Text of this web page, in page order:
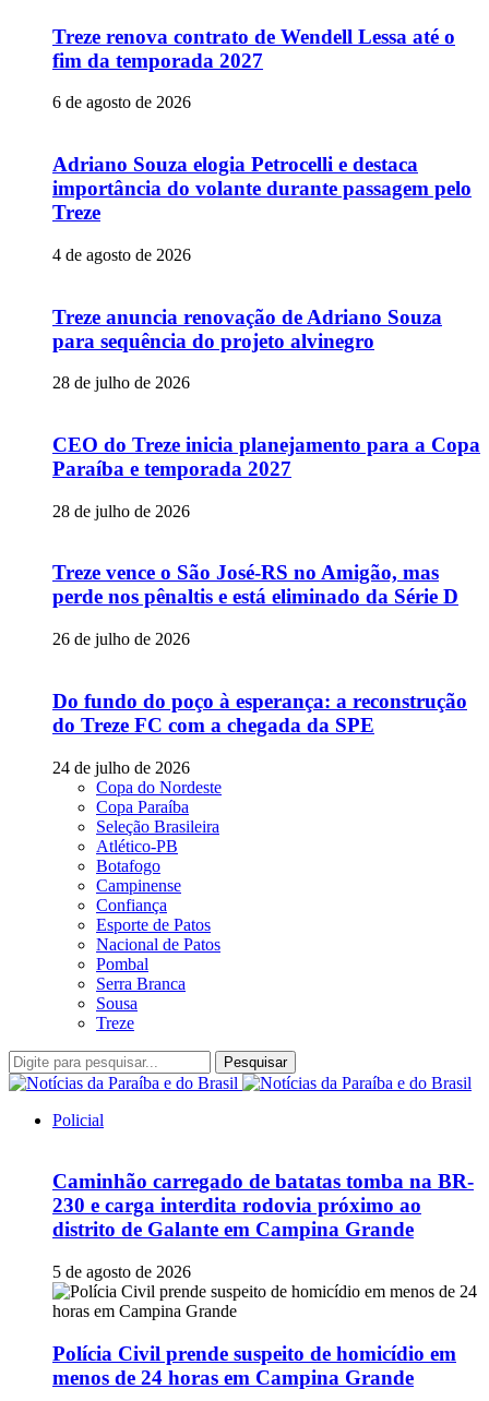
Treze renova contrato de Wendell Lessa até o
fim da temporada 2027
6 de agosto de 2026
Adriano Souza elogia Petrocelli e destaca
importância do volante durante passagem pelo
Treze
4 de agosto de 2026
Treze anuncia renovação de Adriano Souza
para sequência do projeto alvinegro
28 de julho de 2026
CEO do Treze inicia planejamento para a Copa
Paraíba e temporada 2027
28 de julho de 2026
Treze vence o São José-RS no Amigão, mas
perde nos pênaltis e está eliminado da Série D
26 de julho de 2026
Do fundo do poço à esperança: a reconstrução
do Treze FC com a chegada da SPE
24 de julho de 2026
Copa do Nordeste
Copa Paraíba
Seleção Brasileira
Atlético-PB
Botafogo
Campinense
Confiança
Esporte de Patos
Nacional de Patos
Pombal
Serra Branca
Sousa
Treze
Pesquisar
Policial
Caminhão carregado de batatas tomba na BR-
230 e carga interdita rodovia próximo ao
distrito de Galante em Campina Grande
5 de agosto de 2026
Polícia Civil prende suspeito de homicídio em
menos de 24 horas em Campina Grande